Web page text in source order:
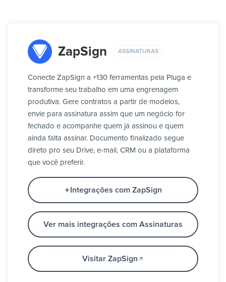
ZapSign ASSINATURAS
Conecte ZapSign a +130 ferramentas pela Pluga e
transforme seu trabalho em uma engrenagem
produtiva. Gere contratos a partir de modelos,
envie para assinatura assim que um negócio for
fechado e acompanhe quem já assinou e quem
ainda falta assinar. Documento finalizado segue
direto pro seu Drive, e-mail, CRM ou a plataforma
que você preferir.
Integrações com ZapSign
Ver mais integrações com Assinaturas
Visitar ZapSign